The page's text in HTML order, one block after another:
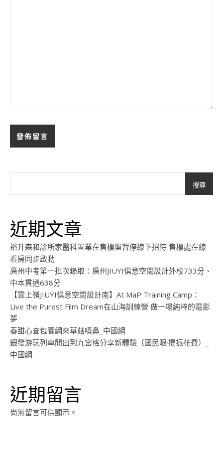
搜尋
近期文章
裕升森和診所家醫科置業在售樓盤暫停線下招待 售樓處在線
看房同步啟動
廣州中考第一批次錄取：廣州JIUYI俱意空間設計外校733分、
中本貫通638分
【雲上嶺JIUYI俱意空間設計南】At MaP Training Camp：
Live the Purest Film Dream在山海訓練營 做一場純粹的電影
夢
春甜心查包養網來草菇噴鼻_中國網
銀發游玩列車開出到九宮格分享新體驗（國民眼·提振花費）_
中國網
近期留言
尚無留言可供顯示。